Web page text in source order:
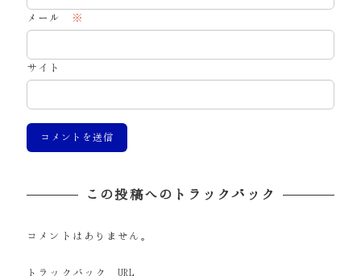
メール ※
サイト
この投稿へのトラックバック
コメントはありません。
トラックバック URL